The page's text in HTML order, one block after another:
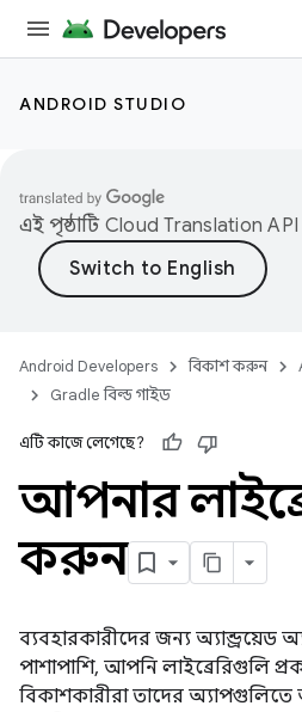
ANDROID STUDIO
এই পৃষ্ঠাটি Cloud Translation API
Android Developers বিকাশ করুন
Gradle বিল্ড গাইড
এটি কাজে লেগেছে?
আপনার
করুন
ব্যবহারকারীদের জন্য অ্যান্ড্রয়েড
পাশাপাশি, আপনি লাইব্রেরিগুলি
বিকাশকারীরা তাদের অ্যাপগুলিতে